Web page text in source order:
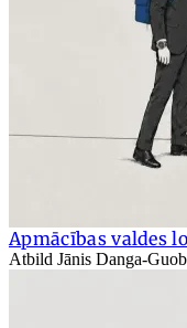
Apmācības valdes
Atbild Jānis Danga-